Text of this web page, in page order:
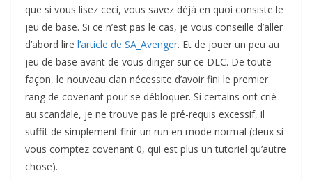
que si vous lisez ceci, vous savez déjà en quoi consiste le
jeu de base. Si ce n’est pas le cas, je vous conseille d’aller
d’abord lire l’article de SA_Avenger. Et de jouer un peu au
jeu de base avant de vous diriger sur ce DLC. De toute
façon, le nouveau clan nécessite d’avoir fini le premier
rang de covenant pour se débloquer. Si certains ont crié
au scandale, je ne trouve pas le pré-requis excessif, il
suffit de simplement finir un run en mode normal (deux si
vous comptez covenant 0, qui est plus un tutoriel qu’autre
chose).